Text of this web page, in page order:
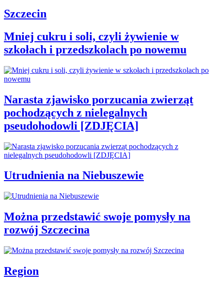
Szczecin
Mniej cukru i soli, czyli żywienie w
szkołach i przedszkolach po nowemu
Narasta zjawisko porzucania zwierząt
pochodzących z nielegalnych
pseudohodowli [ZDJĘCIA]
Utrudnienia na Niebuszewie
Można przedstawić swoje pomysły na
rozwój Szczecina
Region